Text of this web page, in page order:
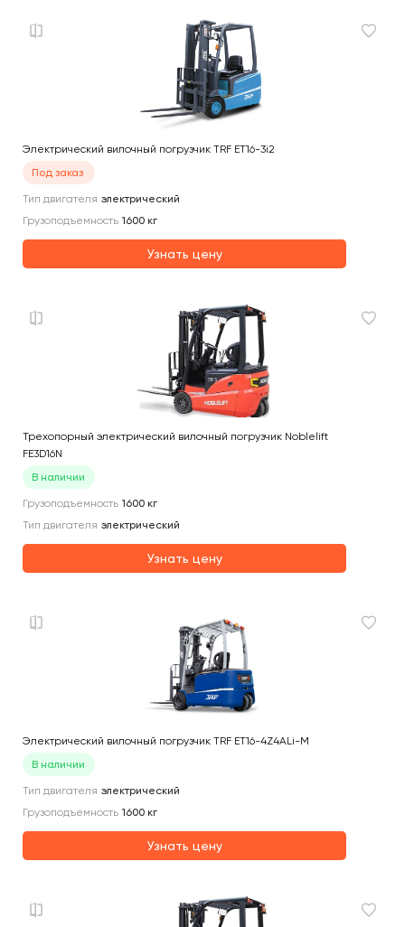
Электрический вилочный погрузчик TRF ET16-3i2
Под заказ
Тип двигателя электрический
Грузоподъемность 1600 кг
Узнать цену
Трехопорный электрический вилочный погрузчик Noblelift
FE3D16N
В наличии
Грузоподъемность 1600 кг
Тип двигателя электрический
Узнать цену
Электрический вилочный погрузчик TRF ET16-4Z4ALi-M
В наличии
Тип двигателя электрический
Грузоподъемность 1600 кг
Узнать цену